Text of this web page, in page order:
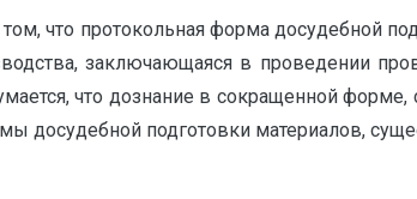
что протокольная форма досудебной
заключающаяся в проведении
что дознание в сокращенной
досудебной подготовки материалов,